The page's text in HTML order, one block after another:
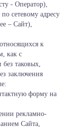
- Оператор),
сетевому адресу
– Сайт),
к
как с
без таковых,
заключения
форму на
рекламно-
Сайта,